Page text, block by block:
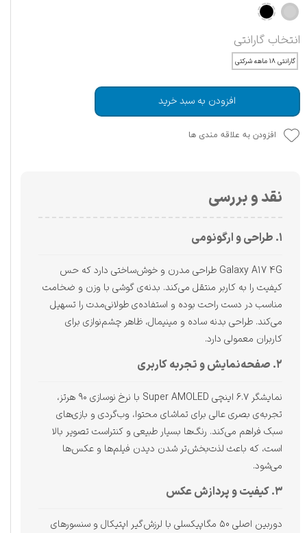
انتخاب گارانتی
گارانتی ۱۸ ماهه شرکتی
افزودن به سبد خرید
افزودن به علاقه مندی ها
نقد و بررسی
۱. طراحی و ارگونومی
Galaxy A17 4G طراحی مدرن و خوش‌ساختی دارد که حس
کیفیت را به کاربر منتقل می‌کند. بدنه‌ی گوشی با وزن و ضخامت
مناسب در دست راحت بوده و استفاده‌ی طولانی‌مدت را تسهیل
می‌کند. طراحی بدنه ساده و مینیمال، ظاهر چشم‌نوازی برای
کاربران معمولی دارد.
۲. صفحه‌نمایش و تجربه کاربری
نمایشگر ۶.۷ اینچی Super AMOLED با نرخ نوسازی ۹۰ هرتز،
تجربه‌ی بصری عالی برای تماشای محتوا، وب‌گردی و بازی‌های
سبک فراهم می‌کند. رنگ‌ها بسیار طبیعی و کنتراست تصویر بالا
است، که باعث لذت‌بخش‌تر شدن دیدن فیلم‌ها و عکس‌ها
می‌شود.
۳. کیفیت و پردازش عکس
دوربین اصلی ۵0 مگاپیکسلی با لرزش‌گیر اپتیکال و سنسورهای